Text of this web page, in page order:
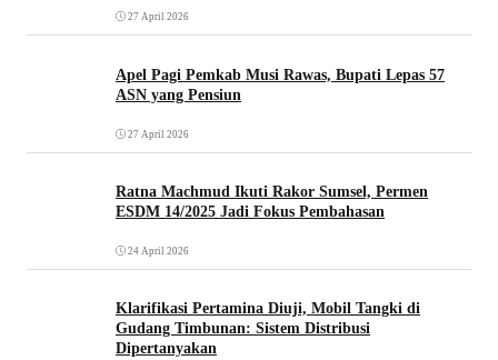
27 April 2026
Apel Pagi Pemkab Musi Rawas, Bupati Lepas 57
ASN yang Pensiun
27 April 2026
Ratna Machmud Ikuti Rakor Sumsel, Permen
ESDM 14/2025 Jadi Fokus Pembahasan
24 April 2026
Klarifikasi Pertamina Diuji, Mobil Tangki di
Gudang Timbunan: Sistem Distribusi
Dipertanyakan